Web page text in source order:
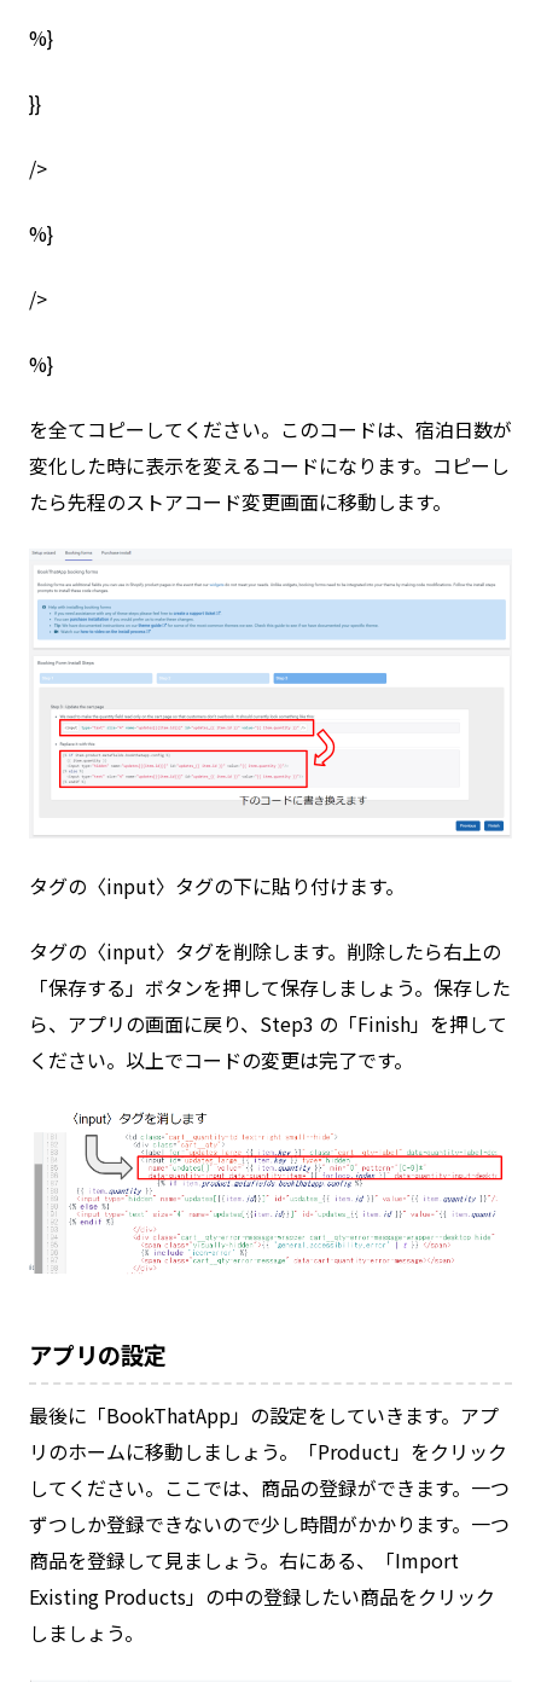
%}
}}
/>
%}
/>
%}
を全てコピーしてください。このコードは、宿泊日数が
変化した時に表示を変えるコードになります。コピーし
たら先程のストアコード変更画面に移動します。
タグの〈input〉タグの下に貼り付けます。
タグの〈input〉タグを削除します。削除したら右上の
「保存する」ボタンを押して保存しましょう。保存した
ら、アプリの画面に戻り、Step3 の「Finish」を押して
ください。以上でコードの変更は完了です。
アプリの設定
最後に「BookThatApp」の設定をしていきます。アプ
リのホームに移動しましょう。「Product」をクリック
してください。ここでは、商品の登録ができます。一つ
ずつしか登録できないので少し時間がかかります。一つ
商品を登録して見ましょう。右にある、「Import
Existing Products」の中の登録したい商品をクリック
しましょう。